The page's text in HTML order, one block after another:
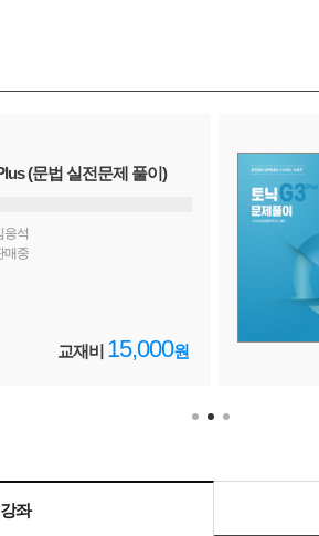
(문법 실전문제 풀이)
응석
매중
교재비 15,000원
좌